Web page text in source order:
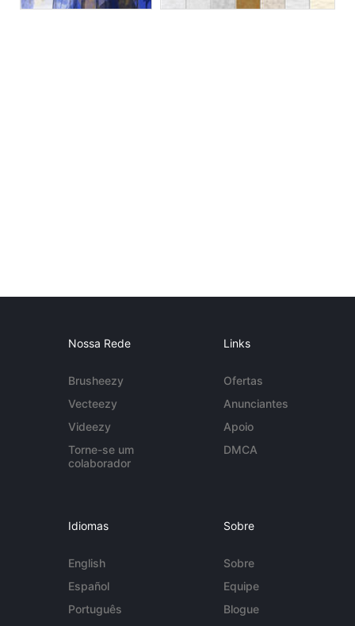
Nossa Rede
Brusheezy
Vecteezy
Videezy
Torne-se um
colaborador
Links
Ofertas
Anunciantes
Apoio
DMCA
Idiomas
English
Español
Português
Sobre
Sobre
Equipe
Blogue